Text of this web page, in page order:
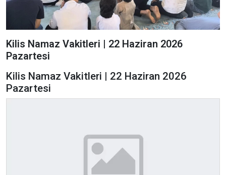
Kilis Namaz Vakitleri | 22 Haziran 2026
Pazartesi
Kilis Namaz Vakitleri | 22 Haziran 2026
Pazartesi